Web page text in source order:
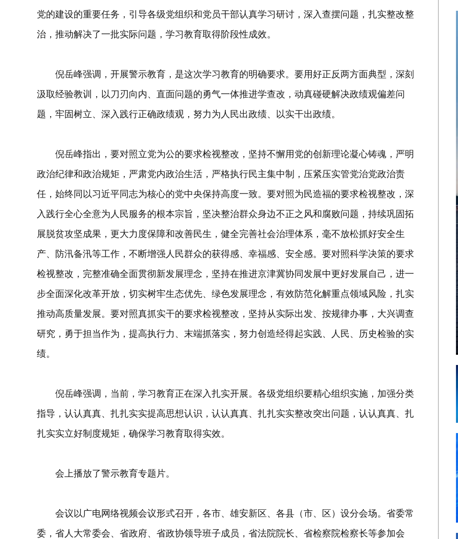
党的建设的重要任务，引导各级党组织和党员干部认真学习研讨，深入查摆问题，扎实整改整
治，推动解决了一批实际问题，学习教育取得阶段性成效。
倪岳峰强调，开展警示教育，是这次学习教育的明确要求。要用好正反两方面典型，深刻
汲取经验教训，以刀刃向内、直面问题的勇气一体推进学查改，动真碰硬解决政绩观偏差问
题，牢固树立、深入践行正确政绩观，努力为人民出政绩、以实干出政绩。
倪岳峰指出，要对照立党为公的要求检视整改，坚持不懈用党的创新理论凝心铸魂，严明
政治纪律和政治规矩，严肃党内政治生活，严格执行民主集中制，压紧压实管党治党政治责
任，始终同以习近平同志为核心的党中央保持高度一致。要对照为民造福的要求检视整改，深
入践行全心全意为人民服务的根本宗旨，坚决整治群众身边不正之风和腐败问题，持续巩固拓
展脱贫攻坚成果，更大力度保障和改善民生，健全完善社会治理体系，毫不放松抓好安全生
产、防汛备汛等工作，不断增强人民群众的获得感、幸福感、安全感。要对照科学决策的要求
检视整改，完整准确全面贯彻新发展理念，坚持在推进京津冀协同发展中更好发展自己，进一
步全面深化改革开放，切实树牢生态优先、绿色发展理念，有效防范化解重点领域风险，扎实
推动高质量发展。要对照真抓实干的要求检视整改，坚持从实际出发、按规律办事，大兴调查
研究，勇于担当作为，提高执行力、末端抓落实，努力创造经得起实践、人民、历史检验的实
绩。
倪岳峰强调，当前，学习教育正在深入扎实开展。各级党组织要精心组织实施，加强分类
指导，认认真真、扎扎实实提高思想认识，认认真真、扎扎实实整改突出问题，认认真真、扎
扎实实立好制度规矩，确保学习教育取得实效。
会上播放了警示教育专题片。
会议以广电网络视频会议形式召开，各市、雄安新区、各县（市、区）设分会场。省委常
委，省人大常委会、省政府、省政协领导班子成员，省法院院长、省检察院检察长等参加会